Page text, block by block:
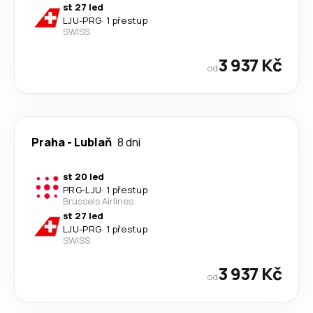
st 27 led
LJU-PRG· 1 přestup
SWISS
od3 937 Kč
Praha- Lublaň 8 dni
st 20 led
PRG-LJU· 1 přestup
Brussels Airlines
st 27 led
LJU-PRG· 1 přestup
SWISS
od3 937 Kč